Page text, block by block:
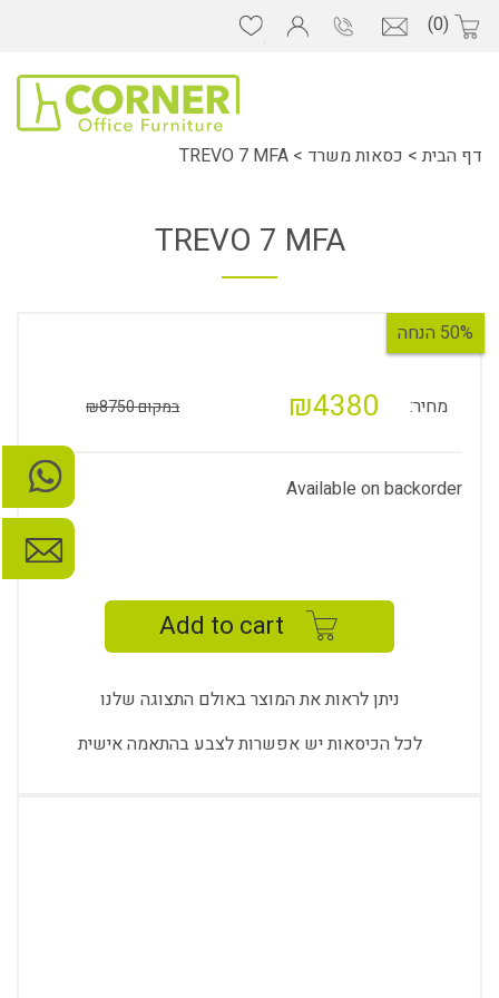
(0)
דף הבית > כסאות משרד >
TREVO 7 MFA
TREVO 7 MFA
50% הנחה
מחיר: ₪4380 במקום ₪8750
Available on backorder
Add to cart
ניתן לראות את המוצר באולם התצוגה שלנו
לכל הכיסאות יש אפשרות לצבע בהתאמה אישית